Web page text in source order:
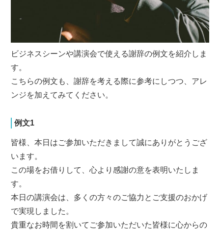
ビジネスシーンや講演会で使える謝辞の例文を紹介しま
す。
こちらの例文も、謝辞を考える際に参考にしつつ、アレ
ンジを加えてみてください。
例文1
皆様、本日はご参加いただきまして誠にありがとうござ
います。
この場をお借りして、心より感謝の意を表明いたしま
す。
本日の講演会は、多くの方々のご協力とご支援のおかげ
で実現しました。
貴重なお時間を割いてご参加いただいた皆様に心からの